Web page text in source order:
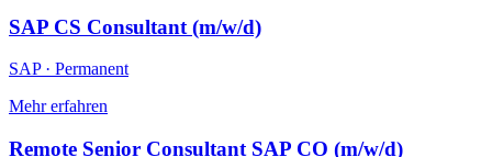
SAP CS Consultant (m/w/d)
SAP · Permanent
Mehr erfahren
Remote Senior Consultant SAP CO (m/w/d)